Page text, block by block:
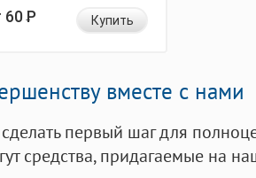
60Р Купить
вместе с нами
первый шаг для
средства, придагаемые на